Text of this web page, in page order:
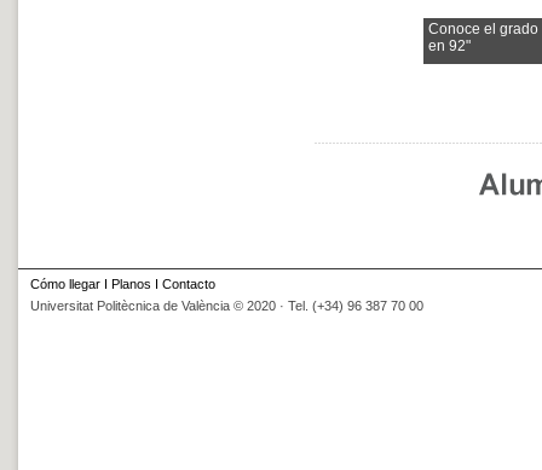
Conoce el grado
en 92"
Cómo llegar I Planos I Contacto
Universitat Politècnica de València © 2020 · Tel. (+34) 96 387 70 00